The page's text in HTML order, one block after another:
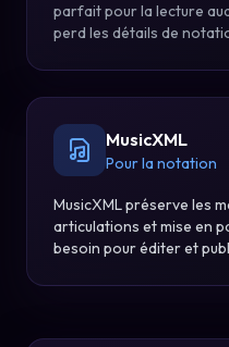
parfait pour la lecture
perd les détails de
MusicXML
Pour la notation
MusicXML préserve les
articulations et mise en
besoin pour éditer et